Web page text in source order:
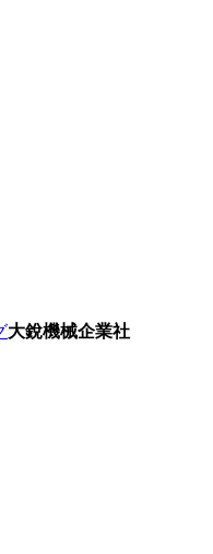
大銳機械企業社